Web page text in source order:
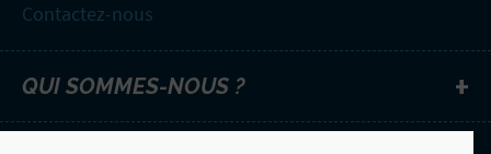
Contactez-nous
QUI SOMMES-NOUS ?